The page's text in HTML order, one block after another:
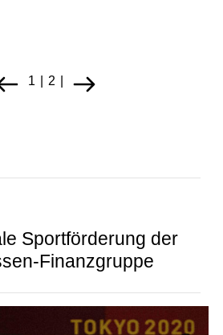
1 2
Sportförderung der
Finanzgruppe